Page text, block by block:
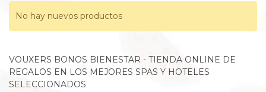
No hay nuevos productos
VOUXERS BONOS BIENESTAR - TIENDA ONLINE DE
REGALOS EN LOS MEJORES SPAS Y HOTELES
SELECCIONADOS